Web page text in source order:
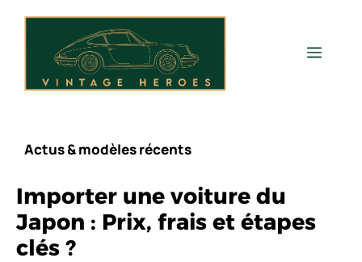
Menu
Actus & modèles récents
Importer une voiture du
Japon : Prix, frais et étapes
clés ?